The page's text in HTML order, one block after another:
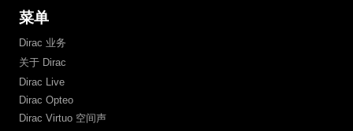
菜单
Dirac 业务
关于 Dirac
Dirac Live
Dirac Opteo
Dirac Virtuo 空间声